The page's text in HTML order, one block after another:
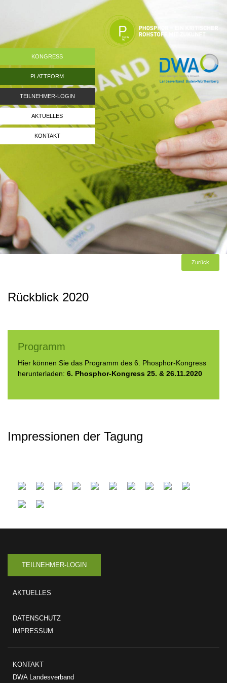
KONGRESS
PLATTFORM
TEILNEHMER-LOGIN
AKTUELLES
KONTAKT
Zurück
Rückblick 2020
Programm
Hier können Sie das Programm des 6. Phosphor-Kongress
herunterladen: 6. Phosphor-Kongress 25. & 26.11.2020
Impressionen der Tagung
TEILNEHMER-LOGIN
AKTUELLES
DATENSCHUTZ
IMPRESSUM
KONTAKT
DWA Landesverband